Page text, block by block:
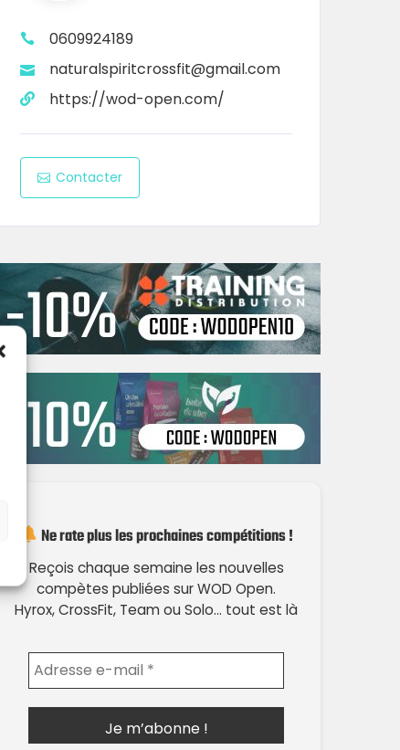
0609924189
naturalspiritcrossfit@gmail.com
https://wod-open.com/
Contacter
Ne rate plus les prochaines compétitions !
Reçois chaque semaine les nouvelles
compètes publiées sur WOD Open.
Hyrox, CrossFit, Team ou Solo… tout est là